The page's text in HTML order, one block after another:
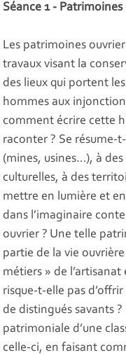
Séance 1 - Patrimoines
Les patrimoines
travaux visant la
des lieux qui portent
hommes aux
comment écrire cette
raconter ? Se résume-
(mines, usines…), à
culturelles, à des
mettre en lumière et
dans l’imaginaire
ouvrier ? Une telle
partie de la vie
métiers » de
risque-t-elle pas
de distingués savants
patrimoniale d’une
celle-ci, en faisant